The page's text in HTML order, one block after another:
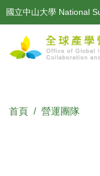
跳
到
要
國立中山大學 National
首頁 營運團隊